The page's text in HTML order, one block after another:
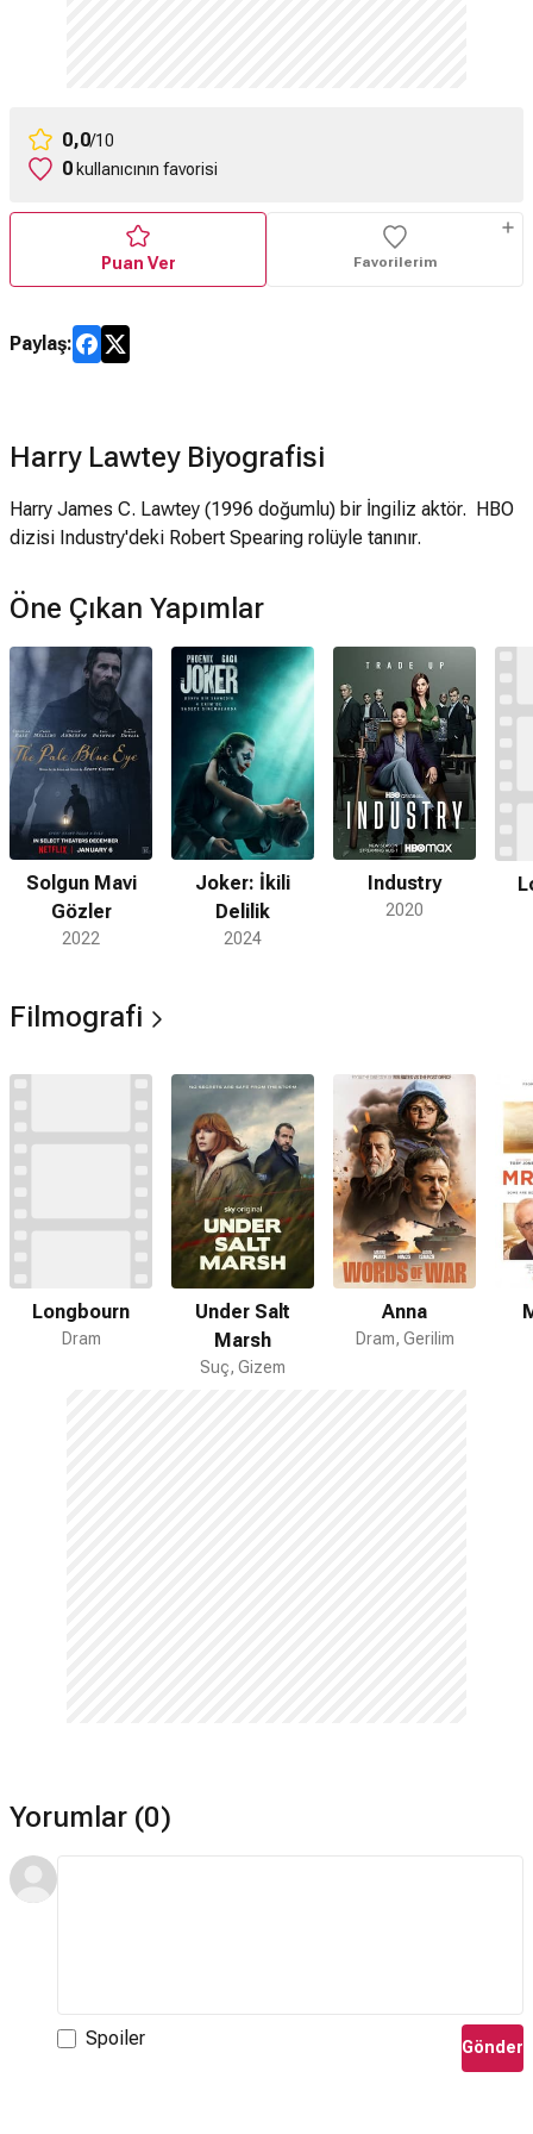
0,0/10
0 kullanıcının favorisi
Puan Ver Favorilerim
Paylaş:
Harry Lawtey Biyografisi
Harry James C. Lawtey (1996 doğumlu) bir İngiliz aktör. HBO
dizisi Industry'deki Robert Spearing rolüyle tanınır.
Öne Çıkan Yapımlar
Solgun Mavi
Gözler
2022
Joker: İkili
Delilik
2024
Industry
2020
Filmografi
Longbourn
Dram
Under Salt
Marsh
Suç, Gizem
Anna
Dram, Gerilim
Yorumlar (0)
Spoiler Gönder